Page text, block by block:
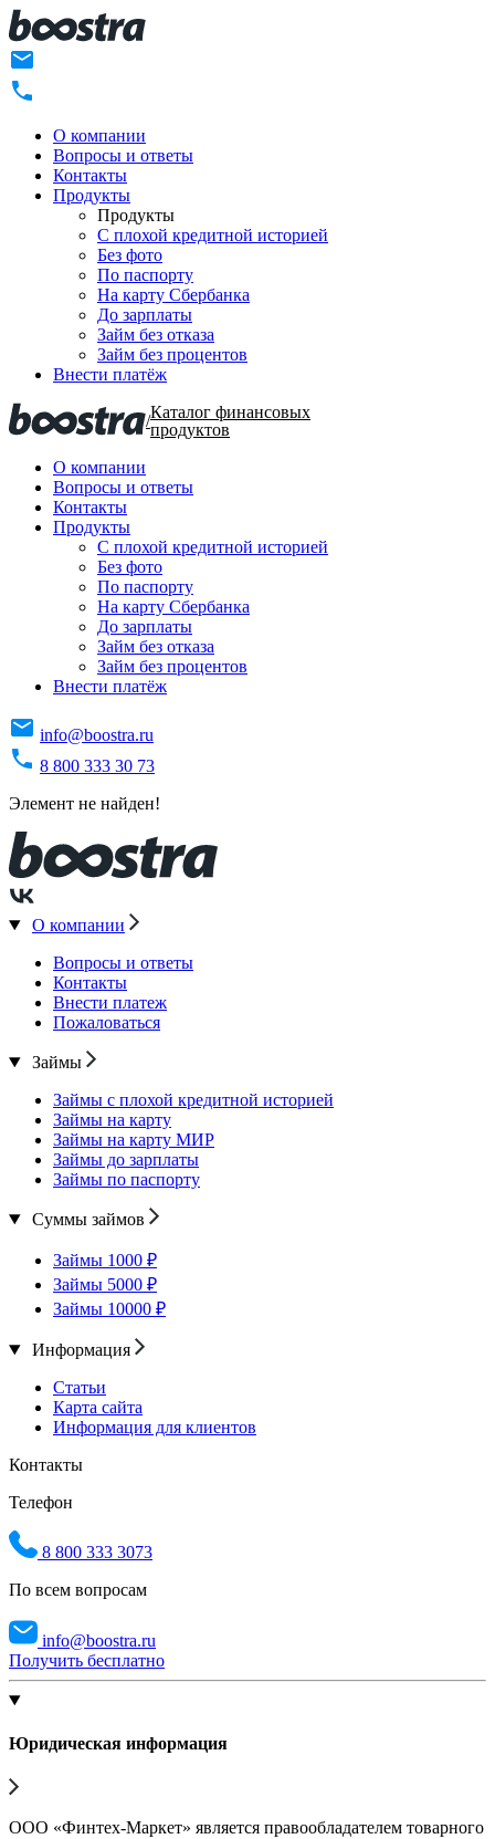
О компании
Вопросы и ответы
Контакты
Продукты
Продукты
C плохой кредитной историей
Без фото
По паспорту
На карту Сбербанка
До зарплаты
Займ без отказа
Займ без процентов
Внести платёж
/Каталог финансовых
продуктов
О компании
Вопросы и ответы
Контакты
Продукты
C плохой кредитной историей
Без фото
По паспорту
На карту Сбербанка
До зарплаты
Займ без отказа
Займ без процентов
Внести платёж
info@boostra.ru
8 800 333 30 73
Элемент не найден!
О компании
Вопросы и ответы
Контакты
Внести платеж
Пожаловаться
Займы
Займы с плохой кредитной историей
Займы на карту
Займы на карту МИР
Займы до зарплаты
Займы по паспорту
Суммы займов
Займы 1000 ₽
Займы 5000 ₽
Займы 10000 ₽
Информация
Статьи
Карта сайта
Информация для клиентов
Контакты
Телефон
8 800 333 3073
По всем вопросам
info@boostra.ru
Получить бесплатно
Юридическая информация
ООО «Финтех-Маркет» является правообладателем товарного